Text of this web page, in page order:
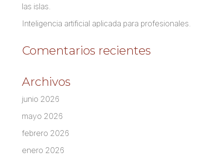
las islas.
Inteligencia artificial aplicada para profesionales.
Comentarios recientes
Archivos
junio 2026
mayo 2026
febrero 2026
enero 2026